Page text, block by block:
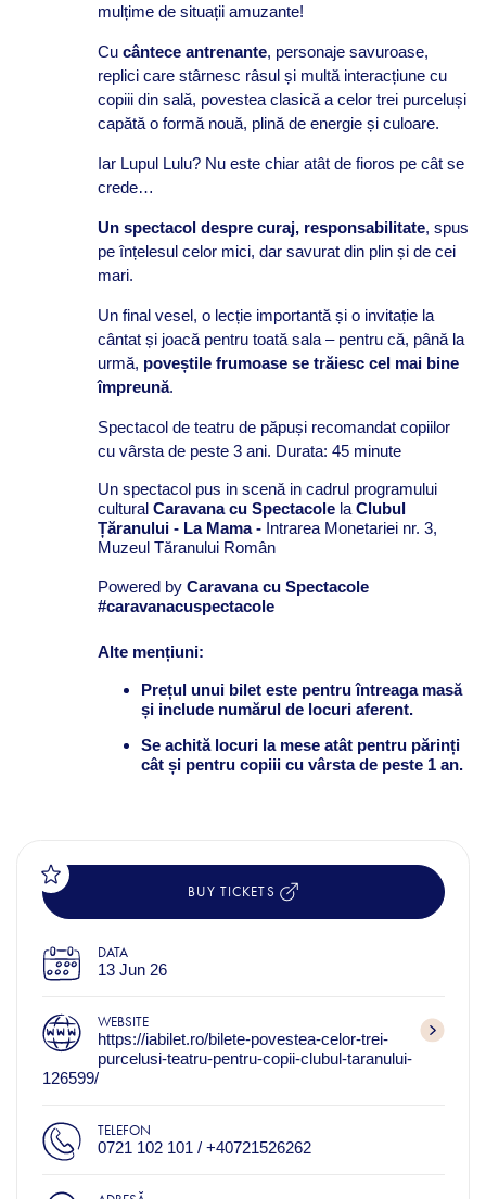
mulțime de situații amuzante!
Cu cântece antrenante, personaje savuroase,
replici care stârnesc râsul și multă interacțiune cu
copiii din sală, povestea clasică a celor trei purceluși
capătă o formă nouă, plină de energie și culoare.
Iar Lupul Lulu? Nu este chiar atât de fioros pe cât se
crede…
Un spectacol despre curaj, responsabilitate, spus
pe înțelesul celor mici, dar savurat din plin și de cei
mari.
Un final vesel, o lecție importantă și o invitație la
cântat și joacă pentru toată sala – pentru că, până la
urmă, poveștile frumoase se trăiesc cel mai bine
împreună.
Spectacol de teatru de păpuși recomandat copiilor
cu vârsta de peste 3 ani. Durata: 45 minute
Un spectacol pus in scenă in cadrul programului
cultural Caravana cu Spectacolela Clubul
Țăranului - La Mama - Intrarea Monetariei nr. 3,
Muzeul Tăranului Român
Powered by Caravana cu Spectacole
#caravanacuspectacole
Alte mențiuni:
Prețul unui bilet este pentru întreaga masă
și include numărul de locuri aferent.
Se achită locuri la mese atât pentru părinți
cât și pentru copiii cu vârsta de peste 1 an.
BUY TICKETS
DATA
13 Jun 26
WEBSITE
https://iabilet.ro/bilete-povestea-celor-trei-
purcelusi-teatru-pentru-copii-clubul-taranului-
126599/
TELEFON
0721 102 101 / +40721526262